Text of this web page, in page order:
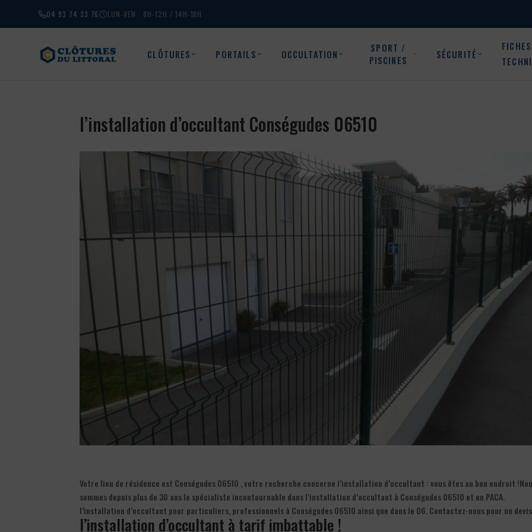
04 93 74 33 76 LUN-VEN · 8H-12H / 14H-18H
CLÔTURES PORTAILS OCCULTATION
SPORT /
PISCINES
SÉCURITÉ
FICHES
l’installation d’occultant Conségudes 06510
Votre lieu de résidence est Conségudes 06510 , votre recherche concerne l’installation d’occultant : vous êtes au bon endroit
sommes depuis plus de 30 ans le spécialiste incontournable dans l’installation d’occultant à Conségudes 06510 et en PACA.
l’installation d’occultant pour particuliers, professionnels à Conségudes 06510 ainsi que dans le 06. Contactez-nous pour un devis
l’installation d’occultant à tarif imbattable !